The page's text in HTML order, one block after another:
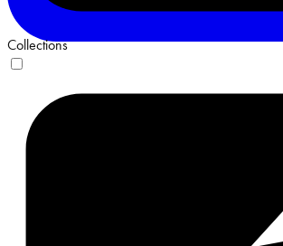
Collections